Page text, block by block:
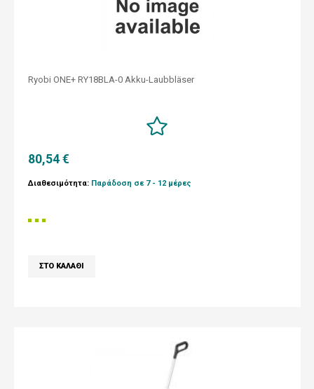
Ryobi ONE+ RY18BLA-0 Akku-Laubbläser
80,54 €
Διαθεσιμότητα: Παράδοση σε 7 - 12 μέρες